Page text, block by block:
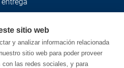
de noticias gratuito.
sitio web
y analizar información relacionada
sitio web para poder proveer
con las redes sociales, y para